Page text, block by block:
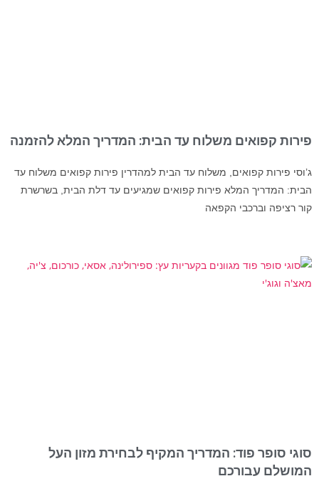
פירות קפואים משלוח עד הבית: המדריך המלא להזמנה
ג’וסי פירות קפואים, משלוח עד הבית למהדרין פירות קפואים משלוח עד
הבית: המדריך המלא פירות קפואים שמגיעים עד דלת הבית, בשרשרת
קור רציפה וברכבי הקפאה
סוגי סופר פוד: המדריך המקיף לבחירת מזון העל
המושלם עבורכם